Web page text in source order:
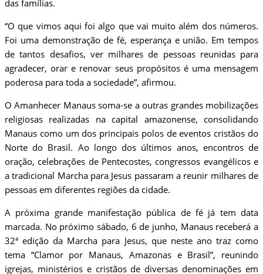
das famílias.
“O que vimos aqui foi algo que vai muito além dos números.
Foi uma demonstração de fé, esperança e união. Em tempos
de tantos desafios, ver milhares de pessoas reunidas para
agradecer, orar e renovar seus propósitos é uma mensagem
poderosa para toda a sociedade”, afirmou.
O Amanhecer Manaus soma-se a outras grandes mobilizações
religiosas realizadas na capital amazonense, consolidando
Manaus como um dos principais polos de eventos cristãos do
Norte do Brasil. Ao longo dos últimos anos, encontros de
oração, celebrações de Pentecostes, congressos evangélicos e
a tradicional Marcha para Jesus passaram a reunir milhares de
pessoas em diferentes regiões da cidade.
A próxima grande manifestação pública de fé já tem data
marcada. No próximo sábado, 6 de junho, Manaus receberá a
32ª edição da Marcha para Jesus, que neste ano traz como
tema “Clamor por Manaus, Amazonas e Brasil”, reunindo
igrejas, ministérios e cristãos de diversas denominações em